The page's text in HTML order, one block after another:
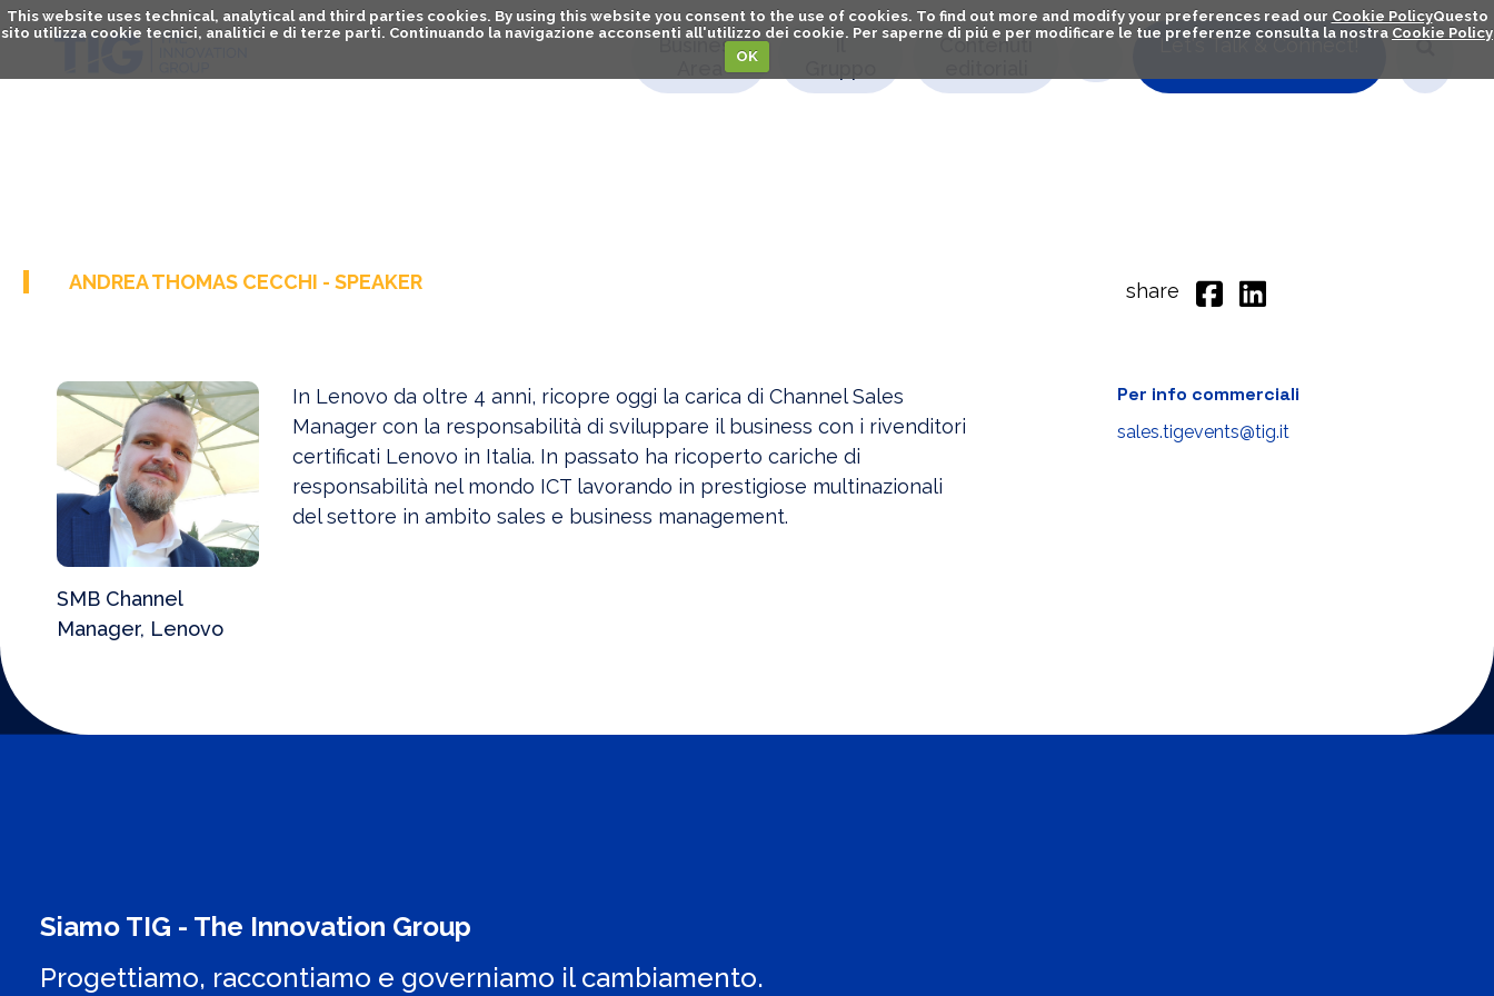
This website uses technical, analytical and third parties cookies. By using this website you consent to the use of cookies. To find out more and modify your preferences read our Cookie PolicyQuesto
sito utilizza cookie tecnici, analitici e di terze parti. Continuando la navigazione acconsenti all'utilizzo dei cookie. Per saperne di piú e per modificare le tue preferenze consulta la nostra Cookie Policy
OK
Let's Talk & Connect!
Business
Il
Contenuti
ANDREA THOMAS CECCHI - SPEAKER share
SMB Channel
Manager, Lenovo
In Lenovo da oltre 4 anni, ricopre oggi la carica di Channel Sales
Manager con la responsabilità di sviluppare il business con i rivenditori
certificati Lenovo in Italia. In passato ha ricoperto cariche di
responsabilità nel mondo ICT lavorando in prestigiose multinazionali
del settore in ambito sales e business management.
Per info commerciali
sales.tigevents@tig.it
Siamo TIG - The Innovation Group
Progettiamo, raccontiamo e governiamo il cambiamento.